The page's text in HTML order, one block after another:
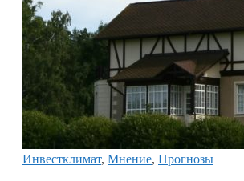
Инвестклимат, Мнение, Прогнозы